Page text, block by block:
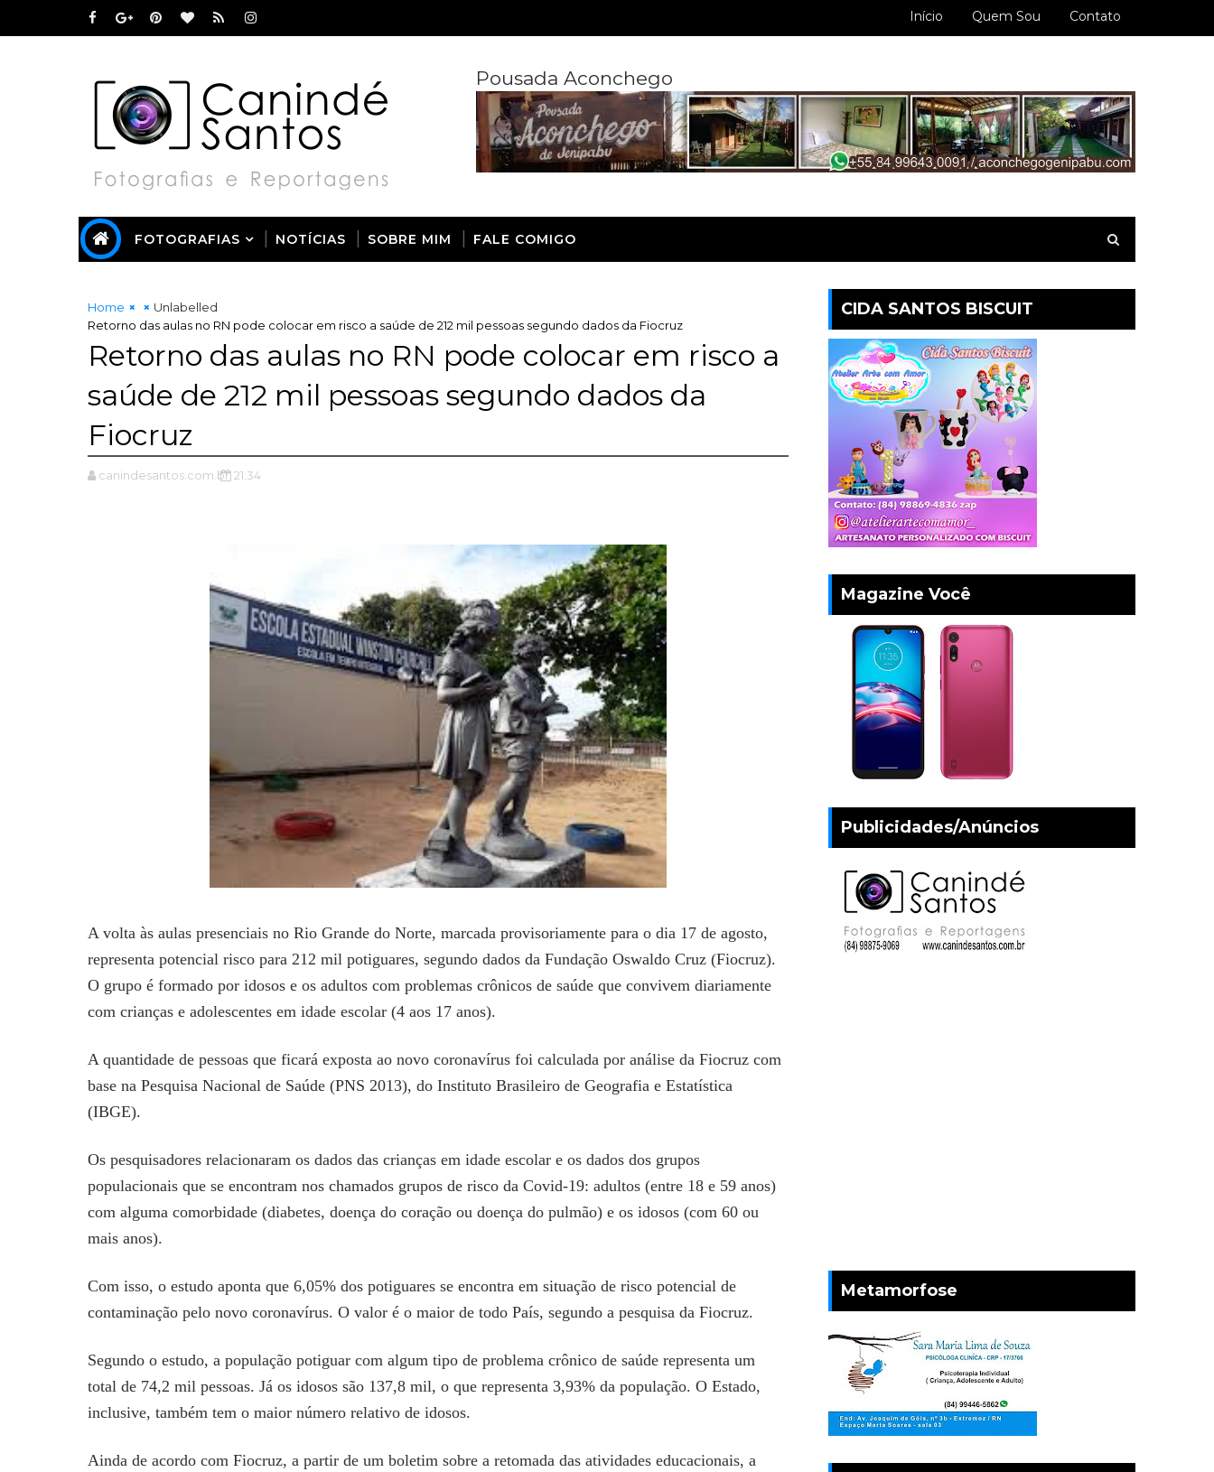
Início Quem Sou Contato
Pousada Aconchego
FOTOGRAFIAS NOTÍCIAS SOBRE MIM FALE COMIGO
Home
Unlabelled
Retorno das aulas no RN pode colocar em risco a saúde de 212 mil pessoas segundo dados da Fiocruz
Retorno das aulas no RN pode colocar em risco a
saúde de 212 mil pessoas segundo dados da
Fiocruz
canindesantos.com.br 21:34
A volta às aulas presenciais no Rio Grande do Norte, marcada provisoriamente para o dia 17 de agosto,
representa potencial risco para 212 mil potiguares, segundo dados da Fundação Oswaldo Cruz (Fiocruz).
O grupo é formado por idosos e os adultos com problemas crônicos de saúde que convivem diariamente
com crianças e adolescentes em idade escolar (4 aos 17 anos).
A quantidade de pessoas que ficará exposta ao novo coronavírus foi calculada por análise da Fiocruz com
base na Pesquisa Nacional de Saúde (PNS 2013), do Instituto Brasileiro de Geografia e Estatística
(IBGE).
Os pesquisadores relacionaram os dados das crianças em idade escolar e os dados dos grupos
populacionais que se encontram nos chamados grupos de risco da Covid-19: adultos (entre 18 e 59 anos)
com alguma comorbidade (diabetes, doença do coração ou doença do pulmão) e os idosos (com 60 ou
mais anos).
Com isso, o estudo aponta que 6,05% dos potiguares se encontra em situação de risco potencial de
contaminação pelo novo coronavírus. O valor é o maior de todo País, segundo a pesquisa da Fiocruz.
Segundo o estudo, a população potiguar com algum tipo de problema crônico de saúde representa um
total de 74,2 mil pessoas. Já os idosos são 137,8 mil, o que representa 3,93% da população. O Estado,
inclusive, também tem o maior número relativo de idosos.
Ainda de acordo com Fiocruz, a partir de um boletim sobre a retomada das atividades educacionais, a
CIDA SANTOS BISCUIT
Magazine Você
Publicidades/Anúncios
Metamorfose